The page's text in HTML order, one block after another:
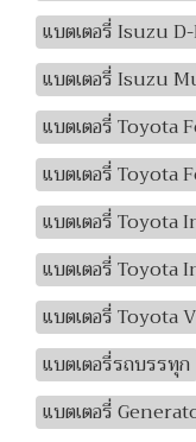
แบตเตอรี่ Isuzu
แบตเตอรี่ Isuzu
แบตเตอรี่ Toyota
แบตเตอรี่ Toyota
แบตเตอรี่ Toyota
แบตเตอรี่ Toyota
แบตเตอรี่ Toyota
แบตเตอรี่รถบรรทุก
แบตเตอรี่